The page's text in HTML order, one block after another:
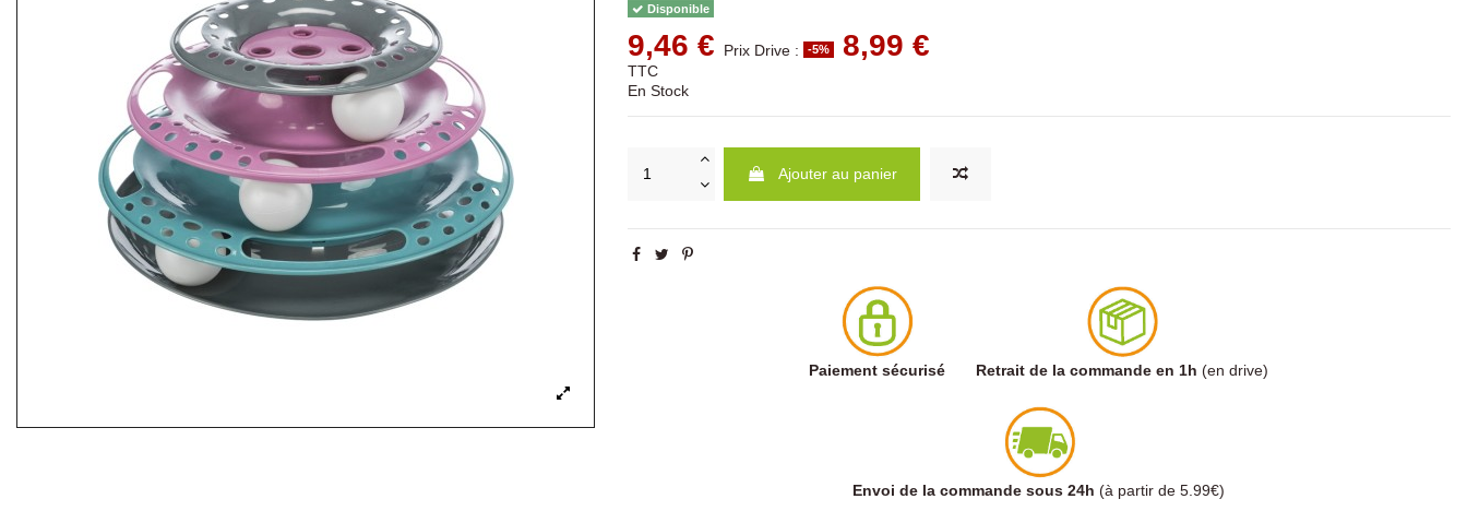
Disponible
9,46 € Prix Drive : -5% 8,99 €
TTC
En Stock
Ajouter au panier
Paiement sécurisé Retrait de la commande en 1h (en drive)
Envoi de la commande sous 24h (à partir de 5.99€)